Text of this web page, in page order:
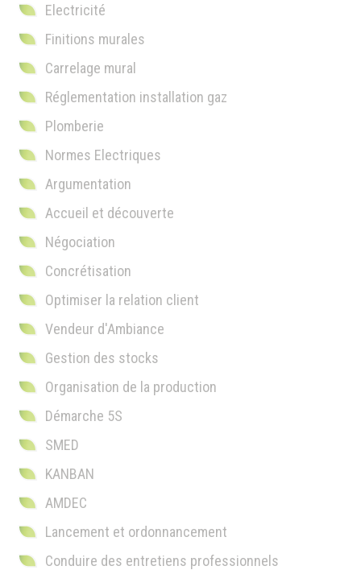
Electricité
Finitions murales
Carrelage mural
Réglementation installation gaz
Plomberie
Normes Electriques
Argumentation
Accueil et découverte
Négociation
Concrétisation
Optimiser la relation client
Vendeur d'Ambiance
Gestion des stocks
Organisation de la production
Démarche 5S
SMED
KANBAN
AMDEC
Lancement et ordonnancement
Conduire des entretiens professionnels